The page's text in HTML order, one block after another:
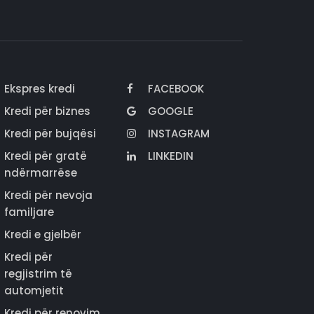
Ekspres kredi
Kredi për biznes
Kredi për bujqësi
Kredi për gratë
ndërmarrëse
Kredi për nevoja
familjare
Kredi e gjelbër
Kredi për
regjistrim të
automjetit
FACEBOOK
GOOGLE
INSTAGRAM
LINKEDIN